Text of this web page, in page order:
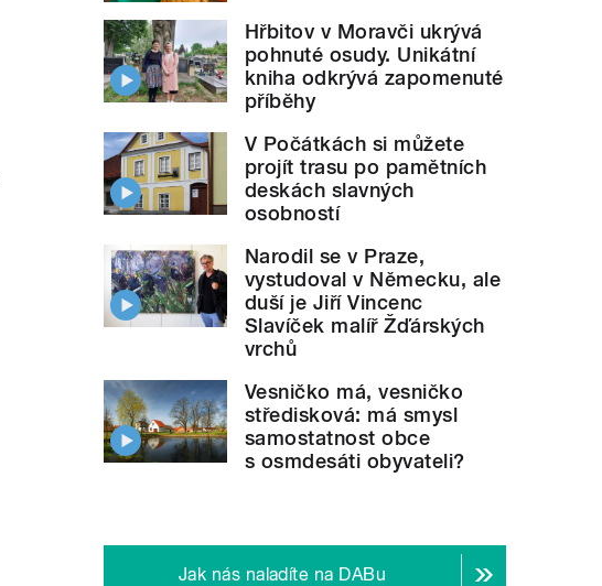
Hřbitov v Moravči ukrývá
pohnuté osudy. Unikátní
kniha odkrývá zapomenuté
příběhy
V Počátkách si můžete
projít trasu po pamětních
deskách slavných
osobností
Narodil se v Praze,
vystudoval v Německu, ale
duší je Jiří Vincenc
Slavíček malíř Žďárských
vrchů
Vesničko má, vesničko
středisková: má smysl
samostatnost obce
s osmdesáti obyvateli?
Jak nás naladíte na DABu